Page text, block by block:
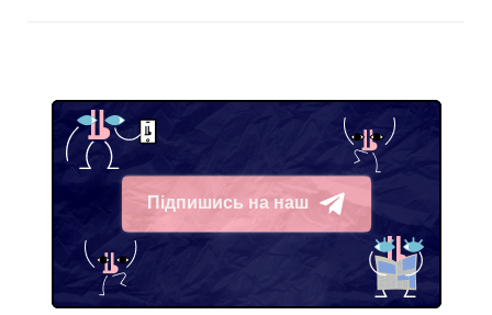
Підпишись на наш
Telegram